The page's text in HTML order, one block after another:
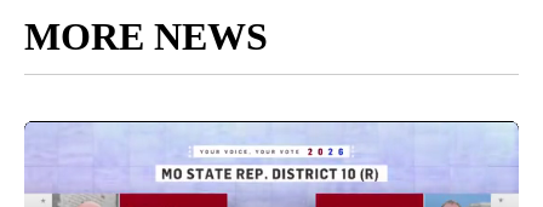
MORE NEWS